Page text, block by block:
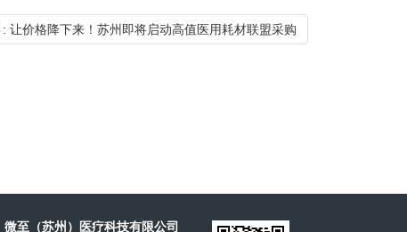
: 让价格降下来！苏州即将启动高值医用耗材联盟采购
微至（苏州）医疗科技有限公司